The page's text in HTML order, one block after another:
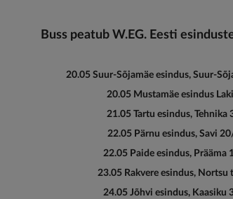
Buss peatub W.EG. Eesti
20.05 Suur-Sõjamäe esindus, Suur-
20.05 Mustamäe esindus
21.05 Tartu esindus, Tehnika
22.05 Pärnu esindus, Savi
22.05 Paide esindus, Prääma
23.05 Rakvere esindus, Nortsu
24.05 Jõhvi esindus, Kaasiku